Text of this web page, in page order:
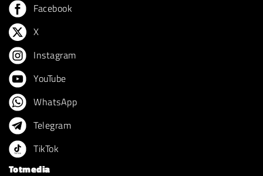
Facebook
X
Instagram
YouTube
WhatsApp
Telegram
TikTok
Totmedia